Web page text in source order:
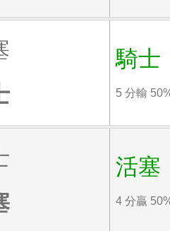
騎士
5 分輸
活塞
4 分贏